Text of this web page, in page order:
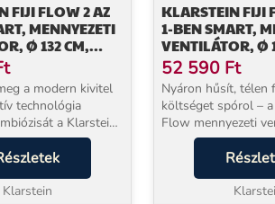
FIJI FLOW 2 AZ
MENNYEZETI
Ø 132 CM,
LED
TÁVIRÁNYÍTÓ,
APPLIKÁCIÓN
2 IRÁNYÚ
a modern kivitel
technológia
a Klarstein
Ez a smart ventilátor
cm átmérővel,
Klarstein
KLARSTEIN FIJI
1-BEN SMART,
VENTILÁTOR, Ø
LÁMPA,
VEZÉRLÉS
KERESZTÜL, 2
52 590 Ft
Nyáron hűsít, télen
költséget spórol –
Flow mennyezeti
évben
otthonának
mindössze 80 W
beépített DC-motor